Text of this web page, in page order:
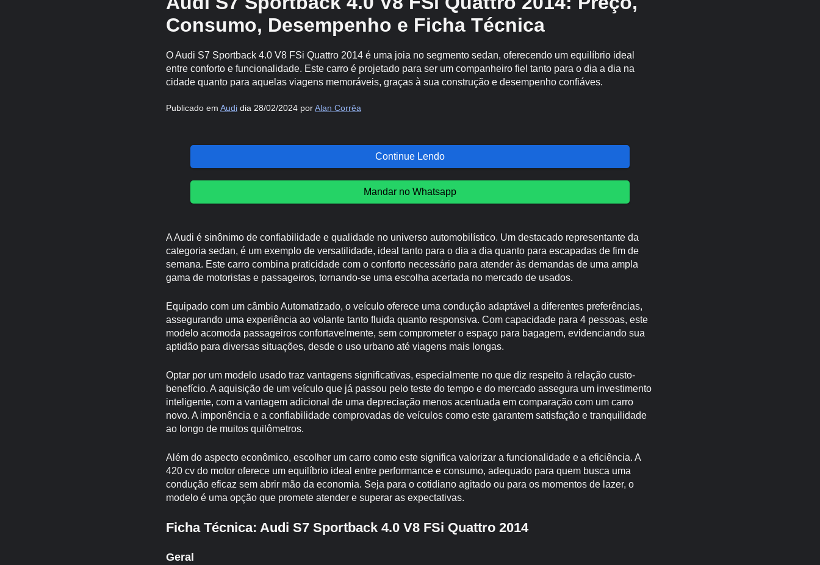
Consumo, Desempenho e Ficha Técnica
O Audi S7 Sportback 4.0 V8 FSi Quattro 2014 é uma joia no segmento sedan, oferecendo um equilíbrio ideal
entre conforto e funcionalidade. Este carro é projetado para ser um companheiro fiel tanto para o dia a dia na
cidade quanto para aquelas viagens memoráveis, graças à sua construção e desempenho confiáves.
Publicado em Audi dia 28/02/2024 porAlan Corrêa
Continue Lendo
Mandar no Whatsapp
A Audi é sinônimo de confiabilidade e qualidade no universo automobilístico. Um destacado representante da
categoria sedan, é um exemplo de versatilidade, ideal tanto para o dia a dia quanto para escapadas de fim de
semana. Este carro combina praticidade com o conforto necessário para atender às demandas de uma ampla
gama de motoristas e passageiros, tornando-se uma escolha acertada no mercado de usados.
Equipado com um câmbio Automatizado, o veículo oferece uma condução adaptável a diferentes preferências,
assegurando uma experiência ao volante tanto fluida quanto responsiva. Com capacidade para 4 pessoas, este
modelo acomoda passageiros confortavelmente, sem comprometer o espaço para bagagem, evidenciando sua
aptidão para diversas situações, desde o uso urbano até viagens mais longas.
Optar por um modelo usado traz vantagens significativas, especialmente no que diz respeito à relação custo-
benefício. A aquisição de um veículo que já passou pelo teste do tempo e do mercado assegura um investimento
inteligente, com a vantagem adicional de uma depreciação menos acentuada em comparação com um carro
novo. A imponência e a confiabilidade comprovadas de veículos como este garantem satisfação e tranquilidade
ao longo de muitos quilômetros.
Além do aspecto econômico, escolher um carro como este significa valorizar a funcionalidade e a eficiência. A
420 cv do motor oferece um equilíbrio ideal entre performance e consumo, adequado para quem busca uma
condução eficaz sem abrir mão da economia. Seja para o cotidiano agitado ou para os momentos de lazer, o
modelo é uma opção que promete atender e superar as expectativas.
Ficha Técnica: Audi S7 Sportback 4.0 V8 FSi Quattro 2014
Geral